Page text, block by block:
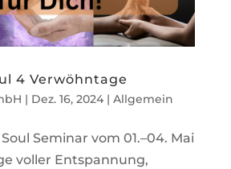
4 Verwöhntage
| Dez. 16, 2024| Allgemein
Seminar vom 01.–04. Mai
voller Entspannung,